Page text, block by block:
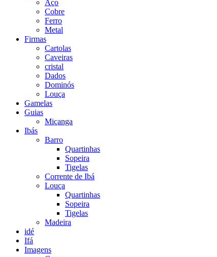
Aço
Cobre
Ferro
Metal
Firmas
Cartolas
Caveiras
cristal
Dados
Dominós
Louça
Gamelas
Guias
Miçanga
Ibás
Barro
Quartinhas
Sopeira
Tigelas
Corrente de Ibá
Louça
Quartinhas
Sopeira
Tigelas
Madeira
idé
Ifá
Imagens